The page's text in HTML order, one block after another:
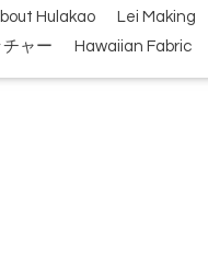
Hulakao Lei Making
ャー Hawaiian Fabric